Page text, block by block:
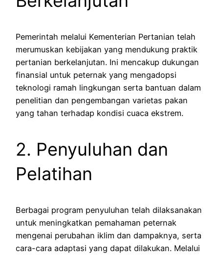
Pemerintah melalui Kementerian Pertanian telah
merumuskan kebijakan yang mendukung praktik
pertanian berkelanjutan. Ini mencakup dukungan
finansial untuk peternak yang mengadopsi
teknologi ramah lingkungan serta bantuan dalam
penelitian dan pengembangan varietas pakan
yang tahan terhadap kondisi cuaca ekstrem.
2. Penyuluhan dan
Pelatihan
Berbagai program penyuluhan telah dilaksanakan
untuk meningkatkan pemahaman peternak
mengenai perubahan iklim dan dampaknya, serta
cara-cara adaptasi yang dapat dilakukan. Melalui